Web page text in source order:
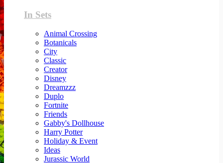
In Sets
Animal Crossing
Botanicals
City
Classic
Creator
Disney
Dreamzzz
Duplo
Fortnite
Friends
Gabby's Dollhouse
Harry Potter
Holiday & Event
Ideas
Jurassic World